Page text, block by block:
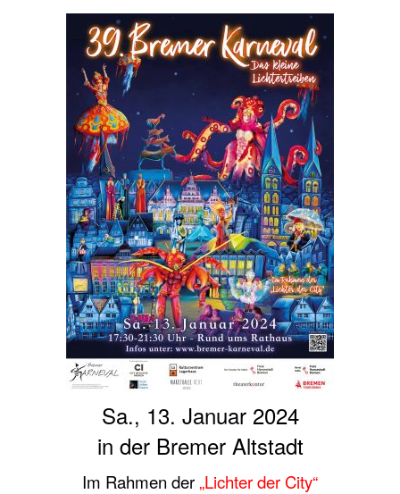
Sa., 13. Januar 2024
in der Bremer Altstadt
Im Rahmen der„Lichter der City“